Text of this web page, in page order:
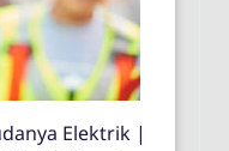
Elektrik |